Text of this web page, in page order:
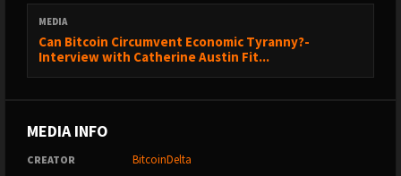
MEDIA
Can Bitcoin Circumvent Economic Tyranny?-
Interview with Catherine Austin Fit...
MEDIA INFO
CREATOR BitcoinDelta